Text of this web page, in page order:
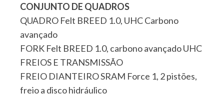
CONJUNTO DE QUADROS
QUADRO Felt BREED 1.0, UHC Carbono
avançado
FORK Felt BREED 1.0, carbono avançado UHC
FREIOS E TRANSMISSÃO
FREIO DIANTEIRO SRAM Force 1, 2 pistões,
freio a disco hidráulico